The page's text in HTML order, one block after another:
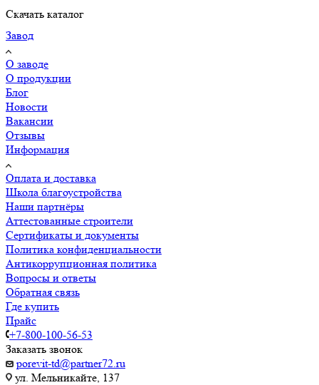
Скачать каталог
Завод
О заводе
О продукции
Блог
Новости
Вакансии
Отзывы
Информация
Оплата и доставка
Школа благоустройства
Наши партнёры
Аттестованные строители
Сертификаты и документы
Политика конфиденциальности
Антикоррупционная политика
Вопросы и ответы
Обратная связь
Где купить
Прайс
+7-800-100-56-53
Заказать звонок
porevit-td@partner72.ru
ул. Мельникайте, 137